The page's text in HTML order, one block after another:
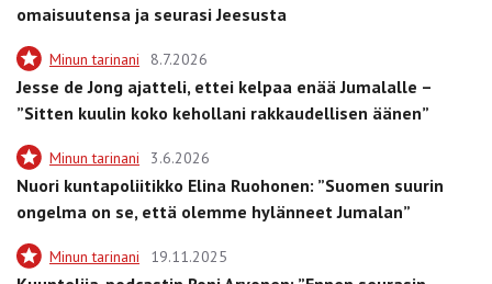
omaisuutensa ja seurasi Jeesusta
Minun tarinani 8.7.2026
Jesse de Jong ajatteli, ettei kelpaa enää Jumalalle –
”Sitten kuulin koko kehollani rakkaudellisen äänen”
Minun tarinani 3.6.2026
Nuori kuntapoliitikko Elina Ruohonen: ”Suomen suurin
ongelma on se, että olemme hylänneet Jumalan”
Minun tarinani 19.11.2025